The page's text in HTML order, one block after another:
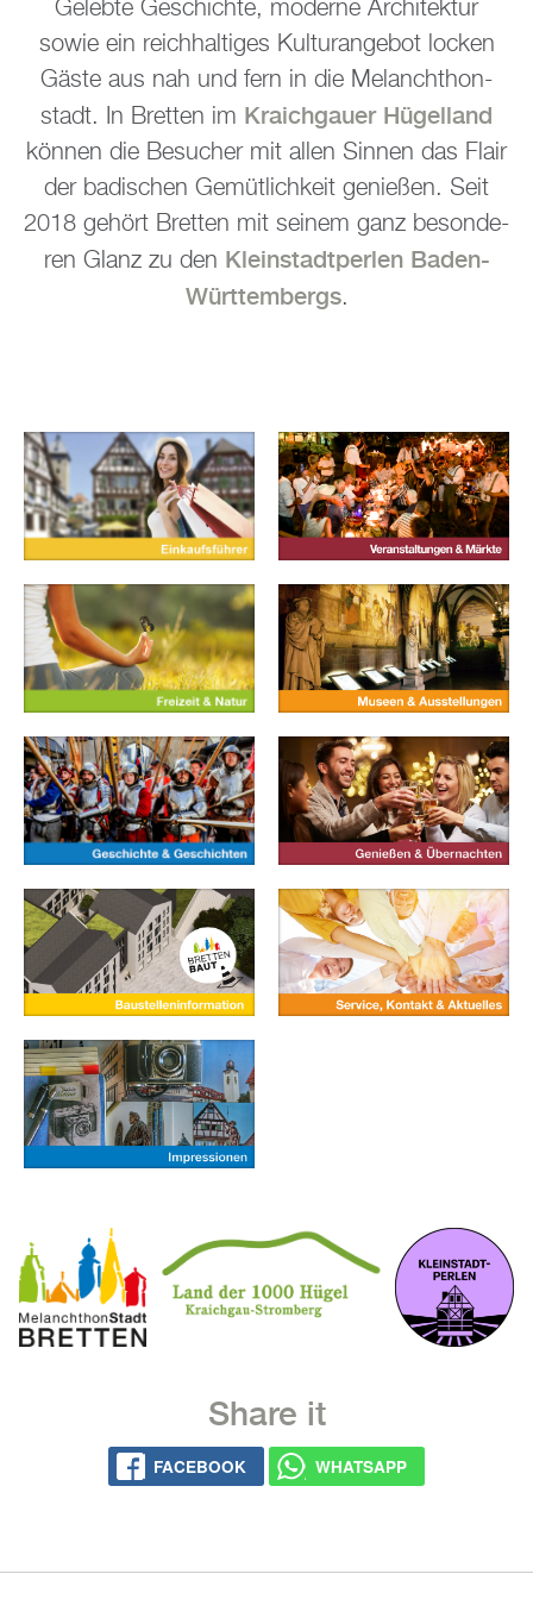
Ge­leb­te Ge­schich­te, mo­der­ne Ar­chi­tek­tur
sowie ein reich­hal­ti­ges Kul­tur­ange­bot lo­cken
Gäste aus nah und fern in die Me­lan­chthon­
stadt. In Brett­en im Kraich­gau­er Hü­gel­land
kön­nen die Be­su­cher mit allen Sin­nen das Flair
der ba­di­schen Ge­müt­lich­keit ge­nie­ßen. Seit
2018 ge­hört Brett­en mit sei­nem ganz be­son­de­
ren Glanz zu den Klein­stadt­per­len Baden-
Würt­tem­bergs.
Share it
FACE­BOOK WHATS­APP